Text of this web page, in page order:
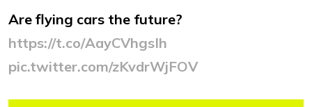
Are flying cars the future?
https://t.co/AayCVhgsIh
pic.twitter.com/zKvdrWjFOV